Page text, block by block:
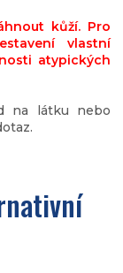
kůží. Pro
vlastní
atypických
na látku nebo